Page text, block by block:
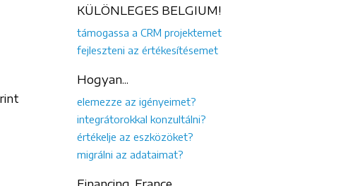
KÜLÖNLEGES BELGIUM!
támogassa a CRM projektemet
fejleszteni az értékesítésemet
Hogyan...
elemezze az igényeimet?
integrátorokkal konzultálni?
értékelje az eszközöket?
migrálni az adataimat?